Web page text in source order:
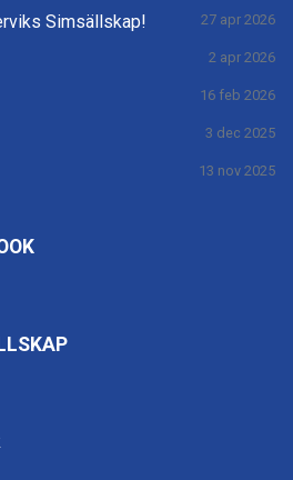
Simsällskap! 27 apr 2026
2 apr 2026
16 feb 2026
3 dec 2025
13 nov 2025